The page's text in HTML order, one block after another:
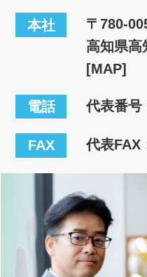
本社
〒780-
高知県高
[MAP]
電話 代表番
FAX 代表FAX